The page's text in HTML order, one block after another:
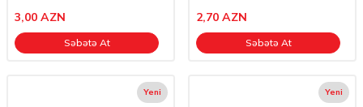
3,00 AZN
Səbətə At
2,70 AZN
Səbətə At
Yeni Yeni